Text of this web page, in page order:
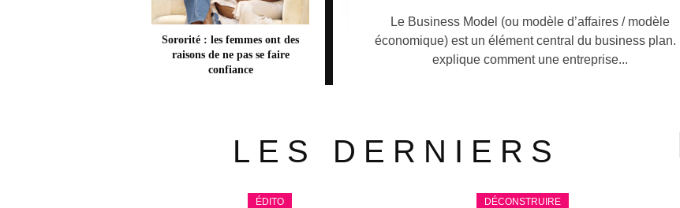
Le Business Model (ou modèle d’affaires / modèle
économique) est un élément central du business plan. Il
explique comment une entreprise...
Sororité : les femmes ont des
raisons de ne pas se faire
confiance
LES DERNIERS
ÉDITO DÉCONSTRUIRE